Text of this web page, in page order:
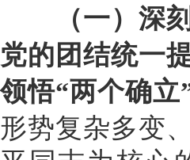
（一）深刻
党的团结统一
领悟“两个确立
形势复杂多变